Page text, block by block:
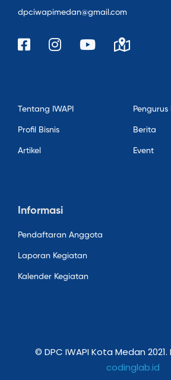
dpciwapimedan@gmail.com
Tentang IWAPI Pengurus
Profil Bisnis Berita
Artikel Event
Informasi
Pendaftaran Anggota
Laporan Kegiatan
Kalender Kegiatan
© DPC IWAPI Kota Medan
codinglab.id